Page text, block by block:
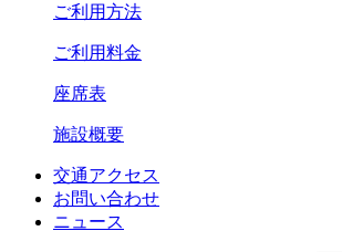
ご利用方法
ご利用料金
座席表
施設概要
交通アクセス
お問い合わせ
ニュース